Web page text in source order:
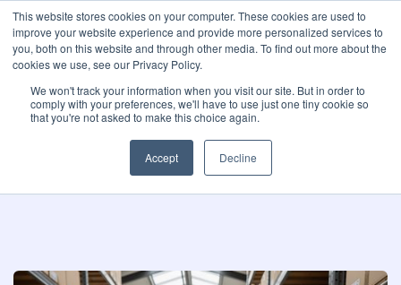
This website stores cookies on your computer. These cookies are used to
improve your website experience and provide more personalized services to
you, both on this website and through other media. To find out more about the
cookies we use, see our Privacy Policy.
We won't track your information when you visit our site. But in order to
comply with your preferences, we'll have to use just one tiny cookie so
that you're not asked to make this choice again.
Accept Decline
Acquisti spot